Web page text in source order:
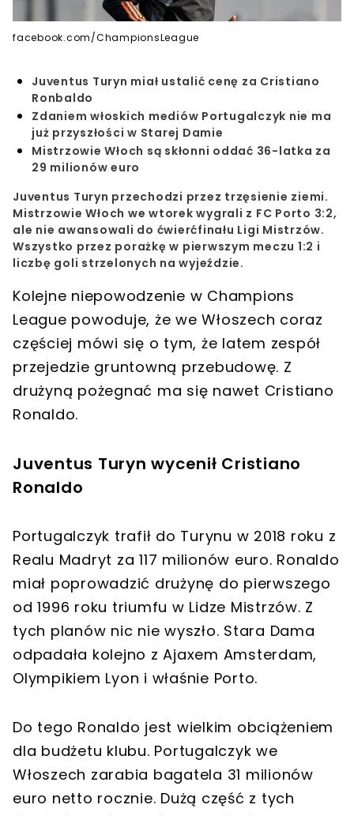
facebook.com/ChampionsLeague
Juventus Turyn miał ustalić cenę za Cristiano
Ronbaldo
Zdaniem włoskich mediów Portugalczyk nie ma
już przyszłości w Starej Damie
Mistrzowie Włoch są skłonni oddać 36-latka za
29 milionów euro
Juventus Turyn przechodzi przez trzęsienie ziemi.
Mistrzowie Włoch we wtorek wygrali z FC Porto 3:2,
ale nie awansowali do ćwierćfinału Ligi Mistrzów.
Wszystko przez porażkę w pierwszym meczu 1:2 i
liczbę goli strzelonych na wyjeździe.
Kolejne niepowodzenie w Champions
League powoduje, że we Włoszech coraz
częściej mówi się o tym, że latem zespół
przejedzie gruntowną przebudowę. Z
drużyną pożegnać ma się nawet Cristiano
Ronaldo.
Juventus Turyn wycenił Cristiano
Ronaldo
Portugalczyk trafił do Turynu w 2018 roku z
Realu Madryt za 117 milionów euro. Ronaldo
miał poprowadzić drużynę do pierwszego
od 1996 roku triumfu w Lidze Mistrzów. Z
tych planów nic nie wyszło. Stara Dama
odpadała kolejno z Ajaxem Amsterdam,
Olympikiem Lyon i właśnie Porto.
Do tego Ronaldo jest wielkim obciążeniem
dla budżetu klubu. Portugalczyk we
Włoszech zarabia bagatela 31 milionów
euro netto rocznie. Dużą część z tych